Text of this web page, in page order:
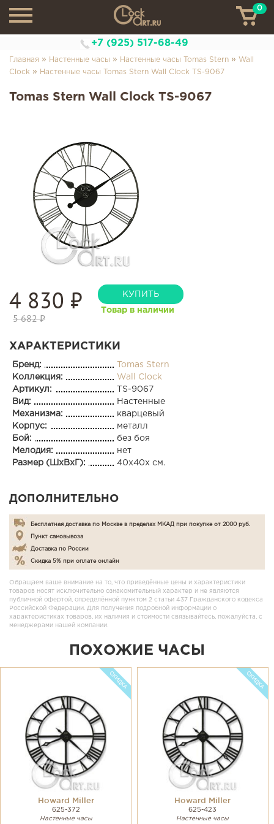
+7 (925) 517-68-49
ТН
0
Главная » Настенные часы » Настенные часы Tomas Stern » Wall
Clock » Настенные часы Tomas Stern Wall Clock TS-9067
Tomas Stern Wall Clock TS-9067
4 830 ₽
5 682 ₽
КУПИТЬ
Товар в наличии
ХАРАКТЕРИСТИКИ
Бренд:
Tomas Stern
Коллекция:
Wall Clock
Артикул:
TS-9067
Вид:
Настенные
Механизма:
кварцевый
Корпус:
металл
Бой:
без боя
Мелодия:
нет
Размер (ШхВхГ):
40x40x см.
ДОПОЛНИТЕЛЬНО
Бесплатная доставка по Москве в пределах МКАД при покупке от 2000 руб.
Пункт самовывоза
Доставка по России
Скидка 5% при оплате онлайн
Обращаем ваше внимание на то, что приведённые цены и характеристики
товаров носят исключительно ознакомительный характер и не являются
публичной офертой, определённой пунктом 2 статьи 437 Гражданского кодекса
Российской Федерации. Для получения подробной информации о
характеристиках товаров, их наличия и стоимости связывайтесь, пожалуйста, с
менеджерами нашей компании.
ПОХОЖИЕ ЧАСЫ
Howard Miller
625-372
Настенные часы
Howard Miller
625-423
Настенные часы